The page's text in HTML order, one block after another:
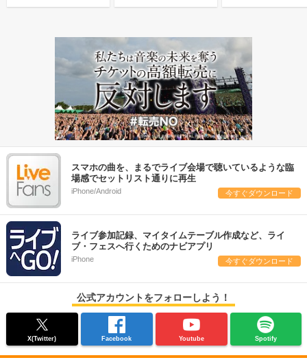
スマホの曲を、まるでライブ会場で聴いているような臨
場感でセットリスト通りに再生
iPhone/Android 今すぐダウンロード
ライブ参加記録、マイタイムテーブル作成など、ライ
ブ・フェスへ行くためのナビアプリ
iPhone 今すぐダウンロード
公式アカウントをフォローしよう！
X(Twitter) Facebook Youtube Spotify